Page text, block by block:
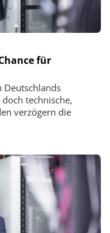
für
Deutschlands
technische,
verzögern die